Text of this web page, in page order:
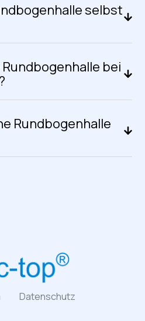
selbst
bei
Rundbogenhalle
Datenschutz